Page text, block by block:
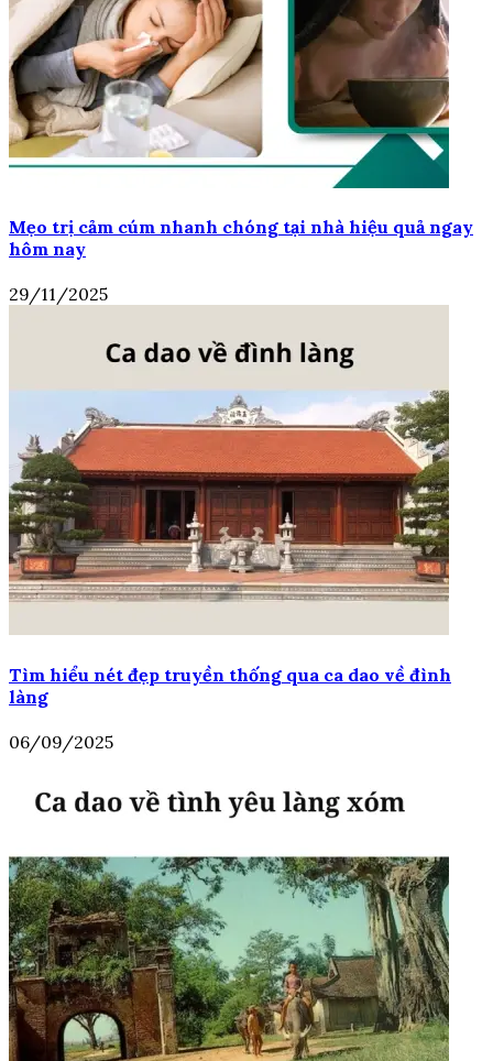
Mẹo trị cảm cúm nhanh chóng tại nhà hiệu quả ngay
hôm nay
29/11/2025
Tìm hiểu nét đẹp truyền thống qua ca dao về đình
làng
06/09/2025